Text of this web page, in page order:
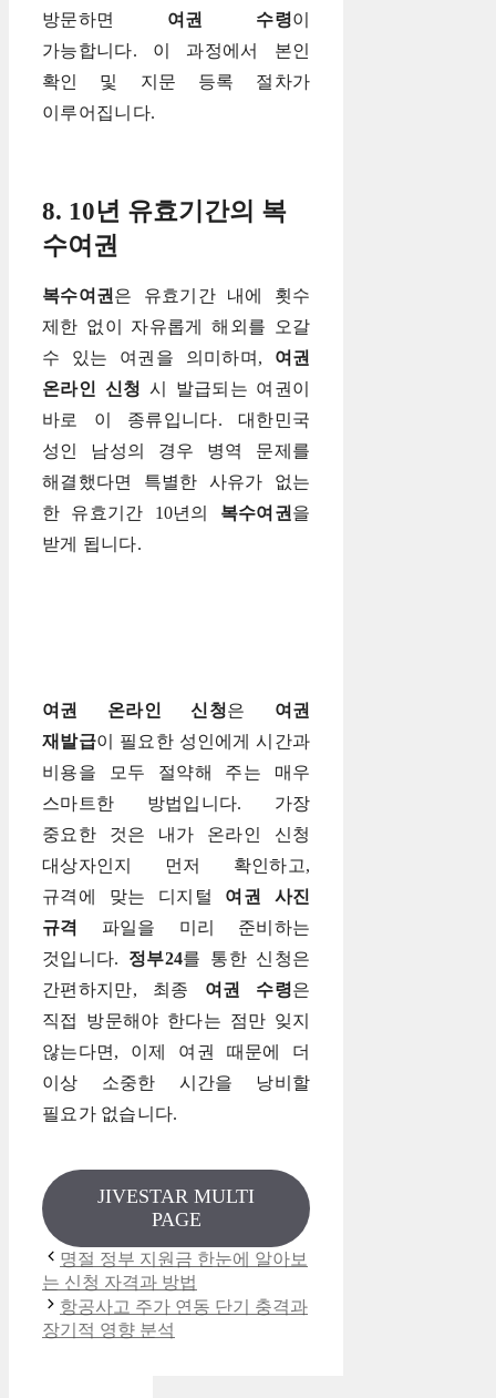
방문하면 여권 수령이
가능합니다. 이 과정에서 본인
확인 및 지문 등록 절차가
이루어집니다.
8. 10년 유효기간의 복
수여권
복수여권 은 유효기간 내에 횟수
제한 없이 자유롭게 해외를 오갈
수 있는 여권을 의미하며, 여권
온라인 신청 시 발급되는 여권이
바로 이 종류입니다. 대한민국
성인 남성의 경우 병역 문제를
해결했다면 특별한 사유가 없는
한 유효기간 10년의 복수여권 을
받게 됩니다.
여권 온라인 신청은 여권
재발급이 필요한 성인에게 시간과
비용을 모두 절약해 주는 매우
스마트한 방법입니다. 가장
중요한 것은 내가 온라인 신청
대상자인지 먼저 확인하고,
규격에 맞는 디지털 여권 사진
규격
파일을 미리 준비하는
것입니다. 정부24를 통한 신청은
간편하지만, 최종 여권 수령은
직접 방문해야 한다는 점만 잊지
않는다면, 이제 여권 때문에 더
이상 소중한 시간을 낭비할
필요가 없습니다.
JIVESTAR MULTI
PAGE
명절 정부 지원금 한눈에 알아보
는 신청 자격과 방법
항공사고 주가 연동 단기 충격과
장기적 영향 분석